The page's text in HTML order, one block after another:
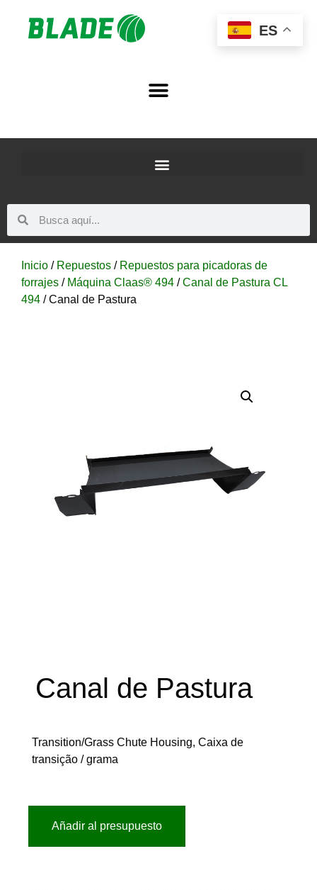
Inicio / Repuestos / Repuestos para picadoras de
forrajes / Máquina Claas® 494 /Canal de Pastura CL
494 / Canal de Pastura
Canal de Pastura
Transition/Grass Chute Housing, Caixa de
transição / grama
Añadir al presupuesto
ES